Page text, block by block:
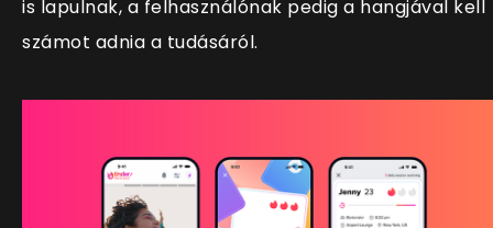
is lapulnak, a felhasználónak pedig a hangjával kell
számot adnia a tudásáról.